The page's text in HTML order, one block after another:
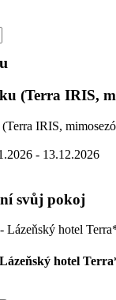
(Terra IRIS,
- 13.12.2026
svůj pokoj
hotel